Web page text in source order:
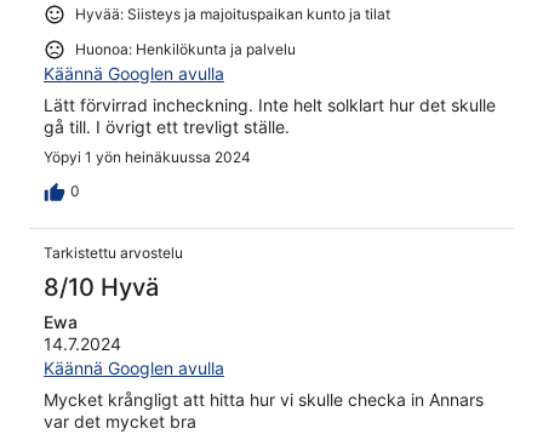
Hyvää: Siisteys ja majoituspaikan kunto ja tilat
Huonoa: Henkilökunta ja palvelu
Käännä Googlen avulla
Lätt förvirrad incheckning. Inte helt solklart hur det skulle
gå till. I övrigt ett trevligt ställe.
Yöpyi 1 yön heinäkuussa 2024
0
Tarkistettu arvostelu
8/10 Hyvä
Ewa
14.7.2024
Käännä Googlen avulla
Mycket krångligt att hitta hur vi skulle checka in Annars
var det mycket bra